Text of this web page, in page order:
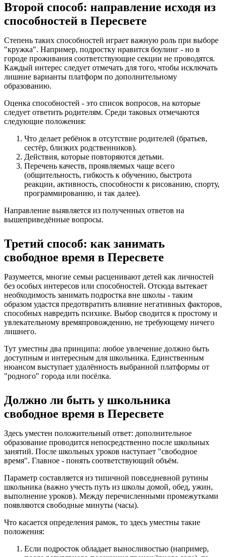
Второй способ: направление исходя из
способностей в Пересвете
Степень таких способностей играет важную роль при выборе
"кружка". Например, подростку нравится боулинг - но в
городе проживания соответствующие секции не проводятся.
Каждый интерес следует отмечать для того, чтобы исключать
лишние варианты платформ по дополнительному
образованию.
Оценка способностей - это список вопросов, на которые
следует ответить родителям. Среди таковых отмечаются
следующие положения:
Что делает ребёнок в отсутствие родителей (братьев,
сестёр, близких родственников).
Действия, которые повторяются детьми.
Перечень качеств, проявляемых чаще всего
(общительность, гибкость к обучению, быстрота
реакции, активность, способности к рисованию, спорту,
программированию, и так далее).
Направление выявляется из полученных ответов на
вышеприведённые вопросы.
Третий способ: как занимать
свободное время в Пересвете
Разумеется, многие семьи расценивают детей как личностей
без особых интересов или способностей. Отсюда вытекает
необходимость занимать подростка вне школы - таким
образом удастся предотвратить влияние негативных факторов,
способных навредить психике. Выбор сводится к простому и
увлекательному времяпровождению, не требующему ничего
лишнего.
Тут уместны два принципа: любое увлечение должно быть
доступным и интересным для школьника. Единственным
нюансом выступает удалённость выбранной платформы от
"родного" города или посёлка.
Должно ли быть у школьника
свободное время в Пересвете
Здесь уместен положительный ответ: дополнительное
образование проводится непосредственно после школьных
занятий. После школьных уроков наступает "свободное
время". Главное - понять соответствующий объём.
Параметр составляется из типичной повседневной рутины
школьника (важно учесть путь из школы домой, обед, ужин,
выполнение уроков). Между перечисленными промежутками
появляются свободные минуты (часы).
Что касается определения рамок, то здесь уместны такие
положения:
Если подросток обладает выносливостью (например,